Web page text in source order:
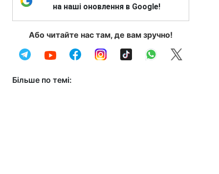
на наші оновлення в Google!
Або читайте нас там, де вам зручно!
Більше по темі: